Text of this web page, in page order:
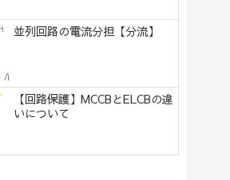
並列回路の電流分担【分流】
【回路保護】MCCBとELCBの違
いについて